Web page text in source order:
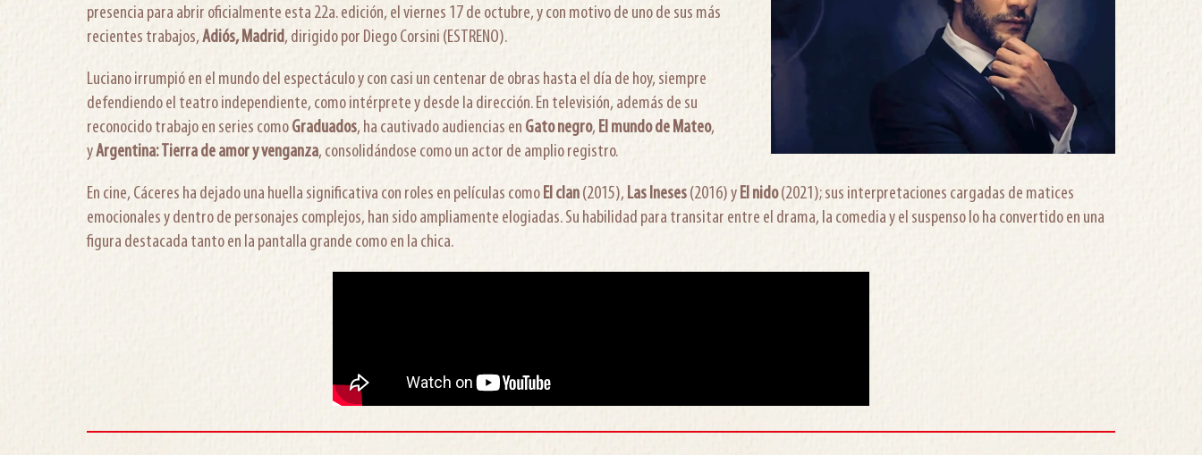
presencia para abrir oficialmente esta 22a. edición, el viernes 17 de octubre, y con motivo de uno de sus más
recientes trabajos,Adiós, Madrid, dirigido por Diego Corsini (ESTRENO).
Luciano irrumpió en el mundo del espectáculo y con casi un centenar de obras hasta el día de hoy, siempre
defendiendo el teatro independiente, como intérprete y desde la dirección. En televisión, además de su
reconocido trabajo en series comoGraduados, ha cautivado audiencias en Gato negro, El mundo de Mateo,
yArgentina: Tierra de amor y venganza, consolidándose como un actor de amplio registro.
En cine, Cáceres ha dejado una huella significativa con roles en películas comoEl clan(2015), Las Ineses(2016) yEl nido(2021); sus interpretaciones cargadas de matices
emocionales y dentro de personajes complejos, han sido ampliamente elogiadas. Su habilidad para transitar entre el drama, la comedia y el suspenso lo ha convertido en una
figura destacada tanto en la pantalla grande como en la chica.